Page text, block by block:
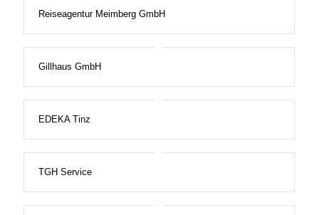
Reiseagentur Meimberg GmbH
Gillhaus GmbH
EDEKA Tinz
TGH Service